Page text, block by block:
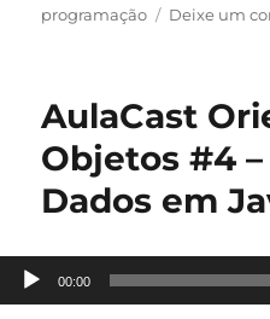
programação
Deixe um
AulaCast
Objetos #4
Dados em
Tocador
de
00:00